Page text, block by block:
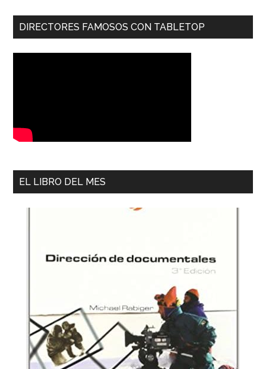
DIRECTORES FAMOSOS CON TABLETOP
EL LIBRO DEL MES